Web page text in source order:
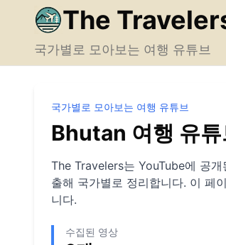
The
국가별로 모아보는 여행 유튜브
국가별로 모아보는 여행 유튜브
Bhutan 여행 유
The Travelers는 YouTube에 공
출해 국가별로 정리합니다. 이 페
니다.
수집된 영상